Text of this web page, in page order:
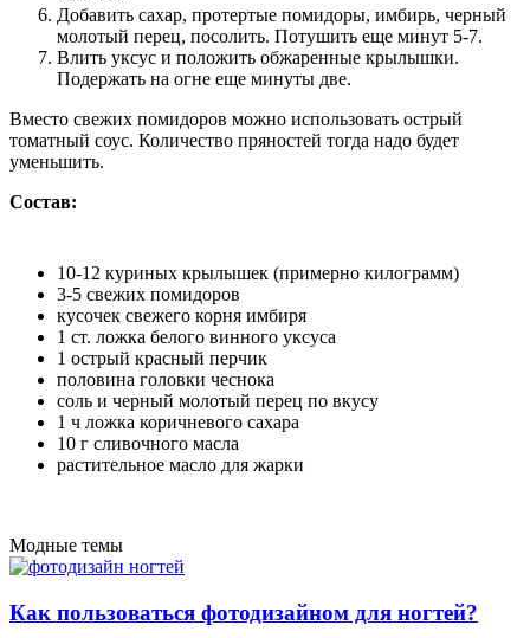
Добавить сахар, протертые помидоры, имбирь, черный
молотый перец, посолить. Потушить еще минут 5-7.
Влить уксус и положить обжаренные крылышки.
Подержать на огне еще минуты две.
Вместо свежих помидоров можно использовать острый
томатный соус. Количество пряностей тогда надо будет
уменьшить.
Состав:
10-12 куриных крылышек (примерно килограмм)
3-5 свежих помидоров
кусочек свежего корня имбиря
1 ст. ложка белого винного уксуса
1 острый красный перчик
половина головки чеснока
соль и черный молотый перец по вкусу
1 ч ложка коричневого сахара
10 г сливочного масла
растительное масло для жарки
Модные темы
Как пользоваться фотодизайном для ногтей?